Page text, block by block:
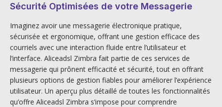
Sécurité Optimisées de votre Messagerie
Imaginez avoir une messagerie électronique pratique,
sécurisée et ergonomique, offrant une gestion efficace des
courriels avec une interaction fluide entre l’utilisateur et
l’interface. Aliceadsl Zimbra fait partie de ces services de
messagerie qui prônent efficacité et sécurité, tout en offrant
plusieurs options de gestion fiables pour améliorer l’expérience
utilisateur. Un aperçu plus détaillé de toutes les fonctionnalités
qu’offre Aliceadsl Zimbra s’impose pour comprendre